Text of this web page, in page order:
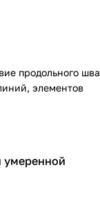
продольного шва
элементов
умеренной